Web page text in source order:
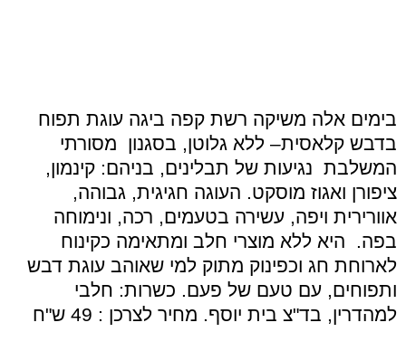
בימים אלה משיקה רשת קפה ביגה עוגת תפוח
בדבש קלאסית– ללא גלוטן, בסגנון מסורתי
המשלבת נגיעות של תבלינים, בניהם: קינמון,
ציפורן ואגוז מוסקט. העוגה חגיגית, גבוהה,
אוורירית ויפה, עשירה בטעמים, רכה, ונימוחה
בפה. היא ללא מוצרי חלב ומתאימה כקינוח
לארוחת חג וכפינוק מתוק למי שאוהב עוגת דבש
ותפוחים, עם טעם של פעם. כשרות: חלבי
למהדרין, בד"צ בית יוסף. מחיר לצרכן : 49 ש"ח